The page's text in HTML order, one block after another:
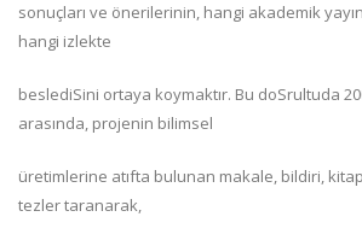
sonuçları ve önerilerinin, hangi akademik
hangi izlekte
beslediSini ortaya koymaktır. Bu doSrultuda
arasında, projenin bilimsel
üretimlerine atıfta bulunan makale, bildiri,
tezler taranarak,